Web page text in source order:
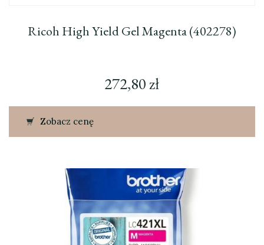
Ricoh High Yield Gel Magenta (402278)
272,80zł
Zobacz cenę